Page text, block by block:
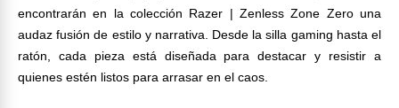
encontrarán en la colección Razer | Zenless Zone Zero una
audaz fusión de estilo y narrativa. Desde la silla gaming hasta el
ratón, cada pieza está diseñada para destacar y resistir a
quienes estén listos para arrasar en el caos.